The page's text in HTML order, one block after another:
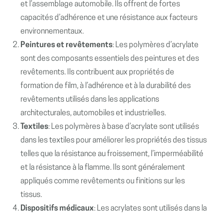
et l’assemblage automobile. Ils offrent de fortes
capacités d’adhérence et une résistance aux facteurs
environnementaux.
Peintures et revêtements: Les polymères d’acrylate
sont des composants essentiels des peintures et des
revêtements. Ils contribuent aux propriétés de
formation de film, à l’adhérence et à la durabilité des
revêtements utilisés dans les applications
architecturales, automobiles et industrielles.
Textiles: Les polymères à base d’acrylate sont utilisés
dans les textiles pour améliorer les propriétés des tissus
telles que la résistance au froissement, l’imperméabilité
et la résistance à la flamme. Ils sont généralement
appliqués comme revêtements ou finitions sur les
tissus.
Dispositifs médicaux: Les acrylates sont utilisés dans la